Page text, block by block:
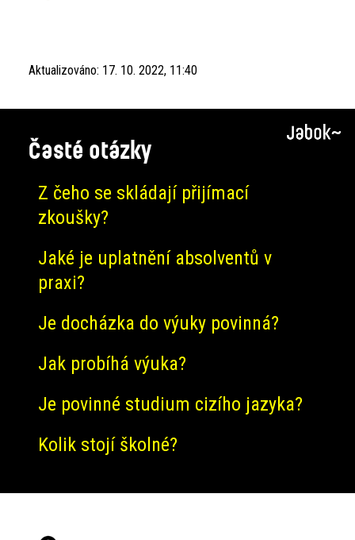
Aktualizováno: 17. 10. 2022, 11:40
Časté otázky
Z čeho se skládají přijímací
zkoušky?
Jaké je uplatnění absolventů v
praxi?
Je docházka do výuky povinná?
Jak probíhá výuka?
Je povinné studium cizího jazyka?
Kolik stojí školné?